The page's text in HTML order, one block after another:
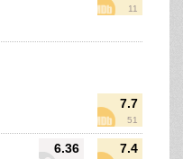
11
7.7
51
6.36 7.4